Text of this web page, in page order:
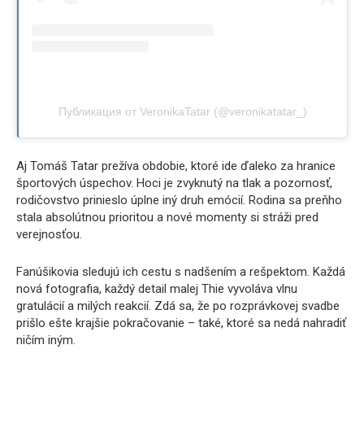
Публикация от VeronikaTatar (@veronikatatar_)
Aj Tomáš Tatar prežíva obdobie, ktoré ide ďaleko za hranice
športových úspechov. Hoci je zvyknutý na tlak a pozornosť,
rodičovstvo prinieslo úplne iný druh emócií. Rodina sa preňho
stala absolútnou prioritou a nové momenty si stráži pred
verejnosťou.
Fanúšikovia sledujú ich cestu s nadšením a rešpektom. Každá
nová fotografia, každý detail malej Thie vyvoláva vlnu
gratulácií a milých reakcií. Zdá sa, že po rozprávkovej svadbe
prišlo ešte krajšie pokračovanie – také, ktoré sa nedá nahradiť
ničím iným.